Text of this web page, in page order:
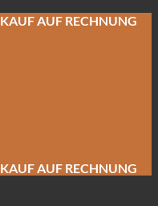
KAUF AUF RECHNUNG
KAUF AUF RECHNUNG